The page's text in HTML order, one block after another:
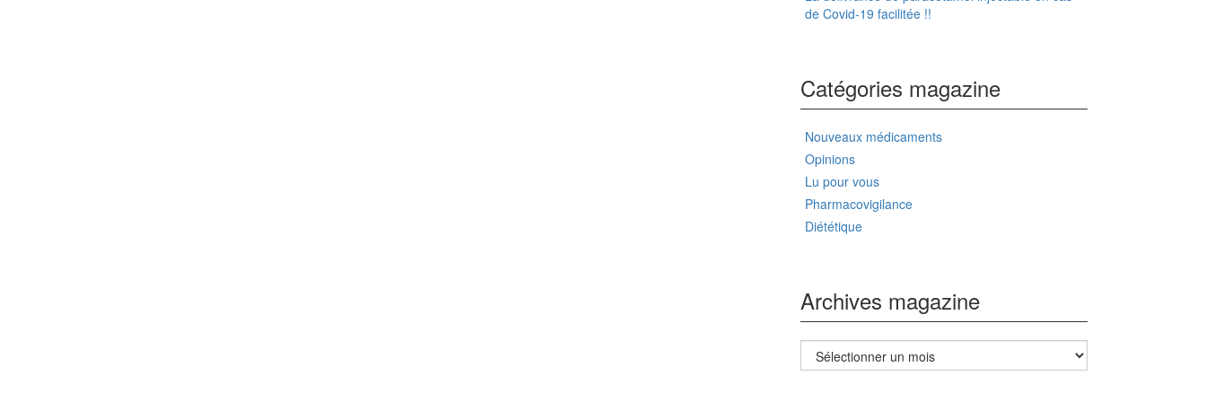
de Covid-19 facilitée !!
Catégories magazine
Nouveaux médicaments
Opinions
Lu pour vous
Pharmacovigilance
Diététique
Archives magazine
Archives
magazine